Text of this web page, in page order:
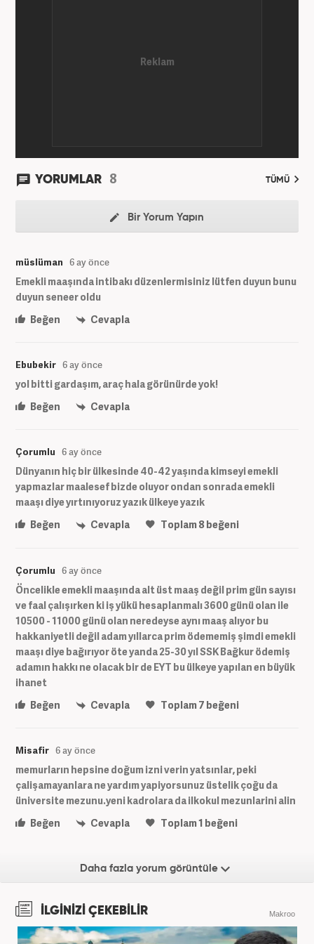
YORUMLAR 8 TÜMÜ
Bir Yorum Yapın
müslüman 6 ay önce
Emekli maaşında intibakı düzenlermisiniz lütfen duyun bunu
duyun seneer oldu
Beğen
Cevapla
Ebubekir 6 ay önce
yol bitti gardaşım, araç hala görünürde yok!
Beğen
Cevapla
Çorumlu 6 ay önce
Dünyanın hiç bir ülkesinde 40-42 yaşında kimseyi emekli
yapmazlar maalesef bizde oluyor ondan sonrada emekli
maaşı diye yırtınıyoruz yazık ülkeye yazık
Beğen
Cevapla Toplam8beğeni
Çorumlu 6 ay önce
Öncelikle emekli maaşında alt üst maaş değil prim gün sayısı
ve faal çalışırken ki iş yükü hesaplanmalı 3600 günü olan ile
10500 - 11000 günü olan neredeyse aynı maaş alıyor bu
hakkaniyetli değil adam yıllarca prim ödememiş şimdi emekli
maaşı diye bağırıyor öte yanda 25-30 yıl SSK Bağkur ödemiş
adamın hakkı ne olacak bir de EYT bu ülkeye yapılan en büyük
ihanet
Beğen
Cevapla Toplam7 beğeni
Misafir 6 ay önce
memurların hepsine doğum izni verin yatsınlar, peki
çalişamayanlara ne yardım yapiyorsunuz üstelik çoğu da
üniversite mezunu.yeni kadrolara da ilkokul mezunlarini alin
Beğen
Cevapla Toplam1 beğeni
Daha fazla yorum görüntüle
İLGİNİZİ ÇEKEBİLİR Makroo